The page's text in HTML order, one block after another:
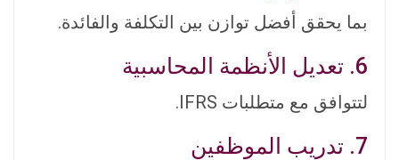
بما يحقق أفضل توازن بين التكلفة والفائدة.
6. تعديل الأنظمة المحاسبية
لتتوافق مع متطلبات IFRS.
7. تدريب الموظفين